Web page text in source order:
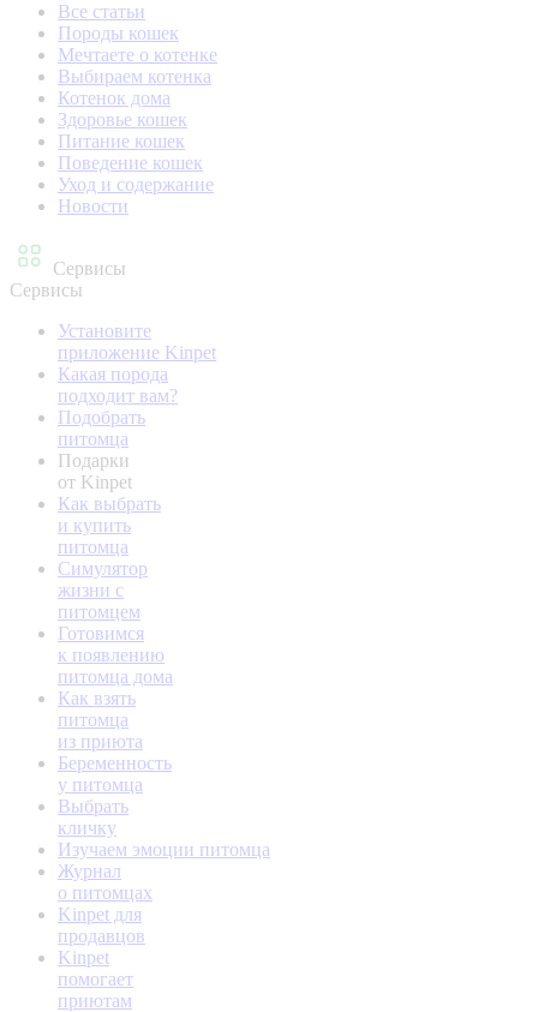
Все статьи
Породы кошек
Мечтаете о котенке
Выбираем котенка
Котенок дома
Здоровье кошек
Питание кошек
Поведение кошек
Уход и содержание
Новости
Сервисы
Сервисы
Установите
приложение Kinpet
Какая порода
подходит вам?
Подобрать
питомца
Подарки
от Kinpet
Как выбрать
и купить
питомца
Симулятор
жизни с
питомцем
Готовимся
к появлению
питомца дома
Как взять
питомца
из приюта
Беременность
у питомца
Выбрать
кличку
Изучаем эмоции питомца
Журнал
о питомцах
Kinpet для
продавцов
Kinpet
помогает
приютам